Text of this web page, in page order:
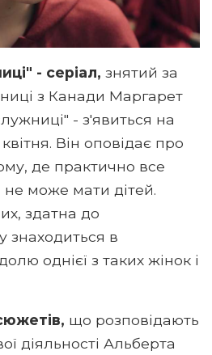
- серіал, знятий за
з Канади Маргарет
- з'явиться на
Він оповідає про
де практично все
може мати дітей.
здатна до
знаходиться в
однієї з таких жінок і
що розповідають
діяльності Альберта